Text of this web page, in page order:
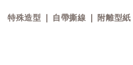
特殊造型 ❘ 自帶撕線 ❘ 附離型紙